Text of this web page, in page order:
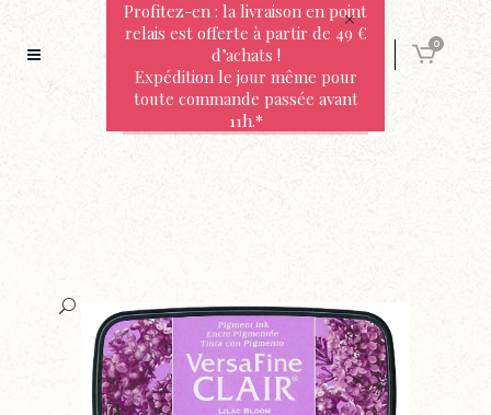
0
Profitez-en : la livraison en point
relais est offerte à partir de 49 €
d’achats !
Expédition le jour même pour
toute commande passée avant
11h.*